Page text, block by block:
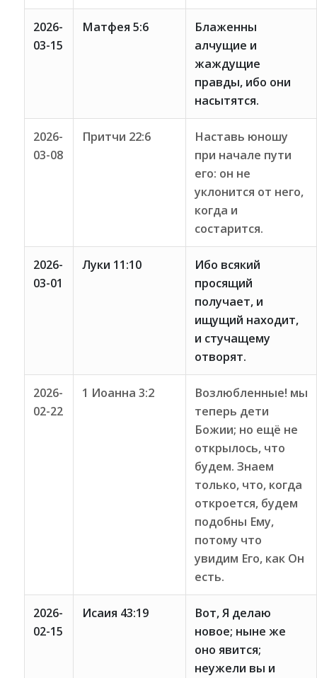
2026-
03-15
Матфея 5:6
Блаженны
алчущие и
жаждущие
правды, ибо они
насытятся.
2026-
03-08
Притчи 22:6
Наставь юношу
при начале пути
его: он не
уклонится от него,
когда и
состарится.
2026-
03-01
Луки 11:10
Ибо всякий
просящий
получает, и
ищущий находит,
и стучащему
отворят.
2026-
02-22
1 Иоанна 3:2
Возлюбленные! мы
теперь дети
Божии; но ещё не
открылось, что
будем. Знаем
только, что, когда
откроется, будем
подобны Ему,
потому что
увидим Его, как Он
есть.
2026-
02-15
Исаия 43:19
Вот, Я делаю
новое; ныне же
оно явится;
неужели вы и